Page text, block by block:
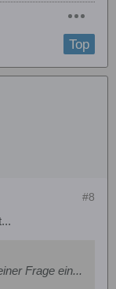
Top
#8
Frage ein...